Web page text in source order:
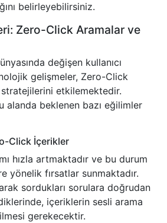
belirleyebilirsiniz.
Zero-Click Aramalar ve
değişen kullanıcı
gelişmeler, Zero-Click
etkilemektedir.
alanda beklenen bazı eğilimler
Click İçerikler
hızla artmaktadır ve bu durum
yönelik fırsatlar sunmaktadır.
sordukları sorulara doğrudan
içeriklerin sesli arama
gerekecektir.